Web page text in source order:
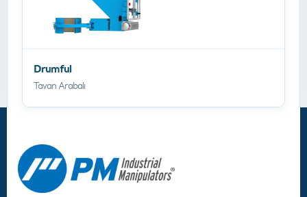
Drumful
Tavan Arabalı